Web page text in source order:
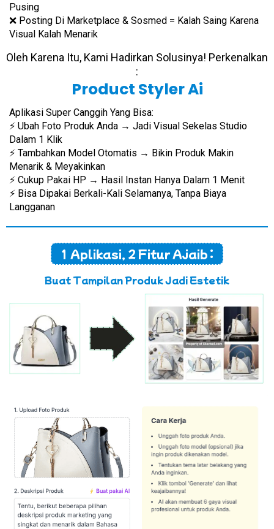
Pusing
❌ Posting Di Marketplace & Sosmed = Kalah Saing Karena
Visual Kalah Menarik
Oleh Karena Itu, Kami Hadirkan Solusinya! Perkenalkan
:
Product Styler Ai
Aplikasi Super Canggih Yang Bisa:
⚡️ Ubah Foto Produk Anda → Jadi Visual Sekelas Studio
Dalam 1 Klik
⚡️ Tambahkan Model Otomatis → Bikin Produk Makin
Menarik & Meyakinkan
⚡️ Cukup Pakai HP → Hasil Instan Hanya Dalam 1 Menit
⚡️ Bisa Dipakai Berkali-Kali Selamanya, Tanpa Biaya
Langganan
1 Aplikasi, 2 Fitur Ajaib :
Buat Tampilan Produk Jadi Estetik